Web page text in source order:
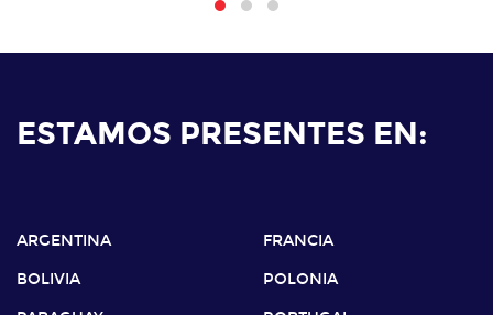
ESTAMOS PRESENTES EN:
ARGENTINA
BOLIVIA
FRANCIA
POLONIA